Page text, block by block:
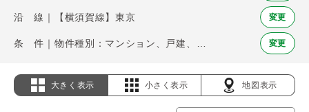
沿 線｜【横須賀線】東京 変更
変更
大きく表示 小さく表示 地図表示